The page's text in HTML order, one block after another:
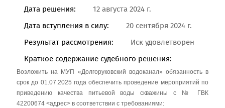
Дата решения:
12 августа 2024 г.
Дата вступления в силу:
20 сентября 2024 г.
Результат рассмотрения:
Иск удовлетворен
Краткое содержание судебного решения:
Возложить на МУП «Долгоруковский водоканал» обязанность в
срок до 01.07.2025 года обеспечить проведение мероприятий по
приведению качества питьевой воды скважины с № ГВК
42200674 <адрес> в соответствии с требованиями: